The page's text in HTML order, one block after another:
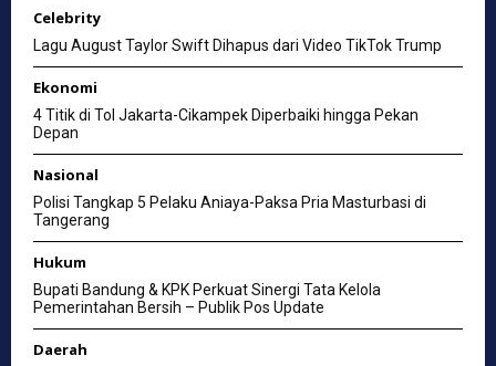
Celebrity
Lagu August Taylor Swift Dihapus dari Video TikTok Trump
Ekonomi
4 Titik di Tol Jakarta-Cikampek Diperbaiki hingga Pekan
Depan
Nasional
Polisi Tangkap 5 Pelaku Aniaya-Paksa Pria Masturbasi di
Tangerang
Hukum
Bupati Bandung & KPK Perkuat Sinergi Tata Kelola
Pemerintahan Bersih – Publik Pos Update
Daerah